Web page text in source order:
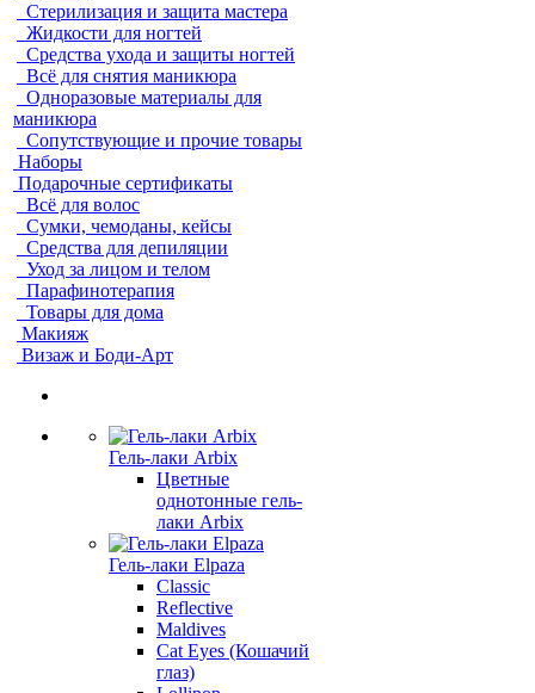
Стерилизация и защита мастера
Жидкости для ногтей
Средства ухода и защиты ногтей
Всё для снятия маникюра
Одноразовые материалы для
маникюра
Сопутствующие и прочие товары
Наборы
Подарочные сертификаты
Всё для волос
Сумки, чемоданы, кейсы
Средства для депиляции
Уход за лицом и телом
Парафинотерапия
Товары для дома
Макияж
Визаж и Боди-Арт
Гель-лаки Arbix
Цветные
однотонные гель-
лаки Arbix
Гель-лаки Elpaza
Classic
Reflective
Maldives
Cat Eyes (Кошачий
глаз)